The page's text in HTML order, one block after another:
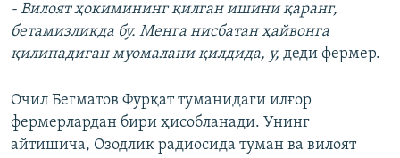
- Вилоят ҳокимининг қилган ишини қаранг,
бетамизликда бу. Менга нисбатан ҳайвонга
қилинадиган муомалани қилдида, у, деди фермер.
Очил Бегматов Фурқат туманидаги илғор
фермерлардан бири ҳисобланади. Унинг
айтишича, Озодлик радиосида туман ва вилоят